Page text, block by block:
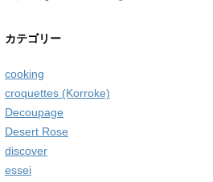
カテゴリー
cooking
croquettes (Korroke)
Decoupage
Desert Rose
discover
essei